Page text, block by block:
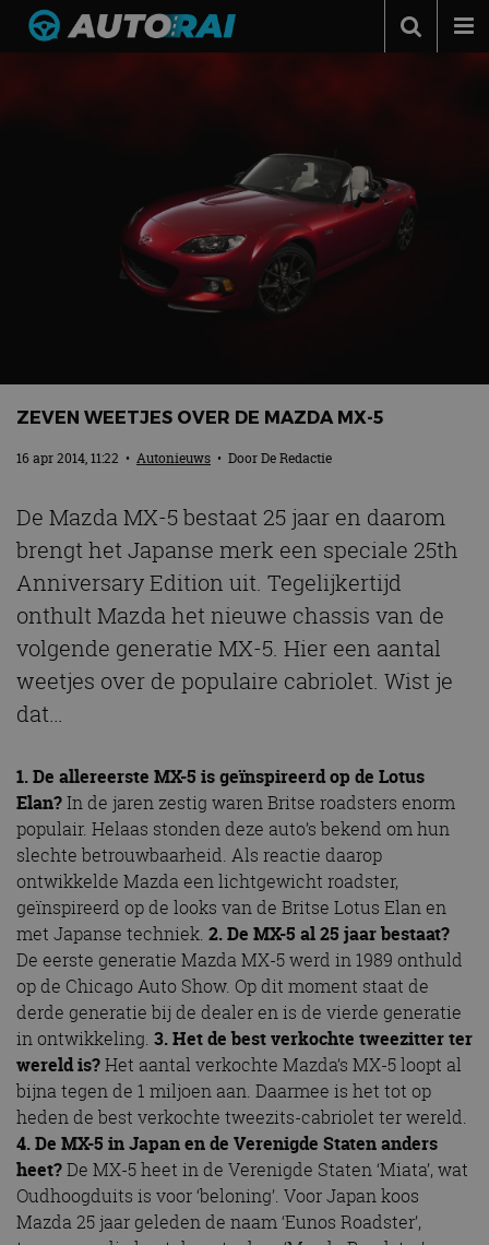
ZEVEN WEETJES OVER DE MAZDA MX-5
16 apr 2014, 11:22 • Autonieuws • DoorDe Redactie
De Mazda MX-5 bestaat 25 jaar en daarom
brengt het Japanse merk een speciale 25th
Anniversary Edition uit. Tegelijkertijd
onthult Mazda het nieuwe chassis van de
volgende generatie MX-5. Hier een aantal
weetjes over de populaire cabriolet. Wist je
dat…
1. De allereerste MX-5 is geïnspireerd op de Lotus
Elan?In de jaren zestig waren Britse roadsters enorm
populair. Helaas stonden deze auto’s bekend om hun
slechte betrouwbaarheid. Als reactie daarop
ontwikkelde Mazda een lichtgewicht roadster,
geïnspireerd op de looks van de Britse Lotus Elan en
met Japanse techniek. 2.De MX-5 al 25 jaar bestaat?
De eerste generatie Mazda MX-5 werd in 1989 onthuld
op de Chicago Auto Show. Op dit moment staat de
derde generatie bij de dealer en is de vierde generatie
in ontwikkeling. 3.Het de best verkochte tweezitter ter
wereld is?Het aantal verkochte Mazda’s MX-5 loopt al
bijna tegen de 1 miljoen aan. Daarmee is het tot op
heden de best verkochte tweezits-cabriolet ter wereld.
4. De MX-5 in Japan en de Verenigde Staten anders
heet?De MX-5 heet in de Verenigde Staten ‘Miata’, wat
Oudhoogduits is voor ‘beloning’. Voor Japan koos
Mazda 25 jaar geleden de naam ‘Eunos Roadster’,